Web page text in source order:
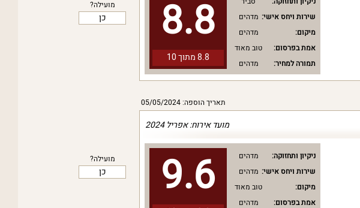
מועילה?
כן 8.8
8.8 מתוך 10
שירות ויחס אישי: מדהים
מיקום:
מדהים
אמת בפרסום:
טוב מאוד
תמורה למחיר:
מדהים
תאריך הוספה: 05/05/2024
מועילה?
כן
מועד אירוח: אפריל 2024
9.6 ניקיון ותחזוקה:
מדהים
שירות ויחס אישי: מדהים
מיקום:
טוב מאוד
אמת בפרסום:
מדהים